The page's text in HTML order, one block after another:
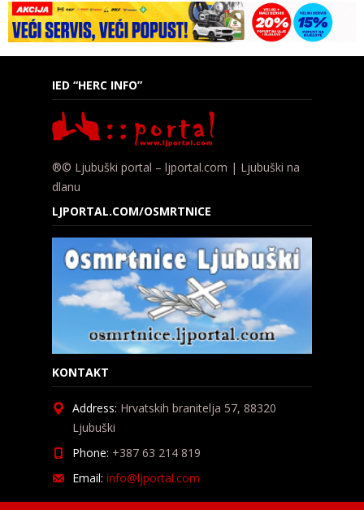
IED “HERC INFO”
®© Ljubuški portal – ljportal.com | Ljubuški na
dlanu
LJPORTAL.COM/OSMRTNICE
KONTAKT
Address: Hrvatskih branitelja 57, 88320
Ljubuški
Phone: +387 63 214 819
Email: info@ljportal.com